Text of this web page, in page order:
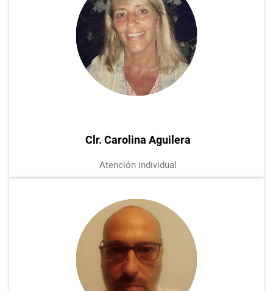
Clr. Carolina Aguilera
Atención individual